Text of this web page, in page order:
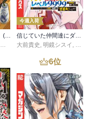
異世界居酒屋「のぶ」(22)
,転
今週入荷
信じていた仲間達にダンジョン奥地で殺されかけたがギフト『無限ガチャ』でレベル９９９９の仲間達を手に入れて元パーティーメンバーと世界に復讐＆『ざまぁ！』します！（２３）
大前貴史 , 明鏡シスイ , ｔ
6位